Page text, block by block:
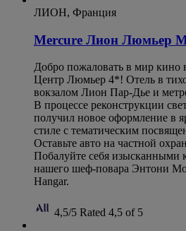
ЛИОН, Франция
Mercure Лион Люмьер
Добро пожаловать в мир кино
Центр Люмьер 4*! Отель в
вокзалом Лион Пар-Дье и
В процессе реконструкции
получил новое оформление в
стиле с тематическим
Оставьте авто на частной
Побалуйте себя изысканными
нашего шеф-повара Энтони
Hangar.
4,5/5 Rated 4,5 of 5